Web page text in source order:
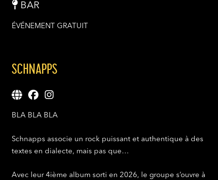
BAR
ÉVÉNEMENT GRATUIT
SCHNAPPS
BLA BLA BLA
Schnapps associe un rock puissant et authentique a des
textes en dialecte, mais pas que…
Avec leur 4ième album sorti en 2026, le groupe s’ouvre à